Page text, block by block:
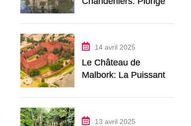
Plus Romantique de
14 avril 2025
Le Château de
Malbork: La Puissante
de Pologne
13 avril 2025